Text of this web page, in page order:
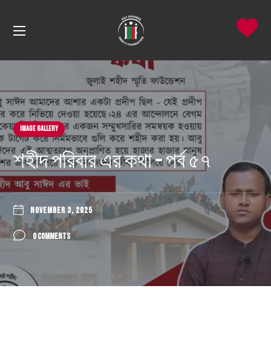
Image Gallery
শহীদ পরিবার এর কথা – পর্ব ৫৭
NOVEMBER 3, 2025
0 COMMENTS